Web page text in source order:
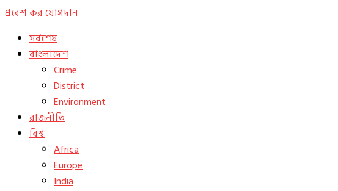
প্রবেশ করযোগদান
সর্বশেষ
বাংলাদেশ
Crime
District
Environment
রাজনীতি
বিশ্ব
Africa
Europe
India